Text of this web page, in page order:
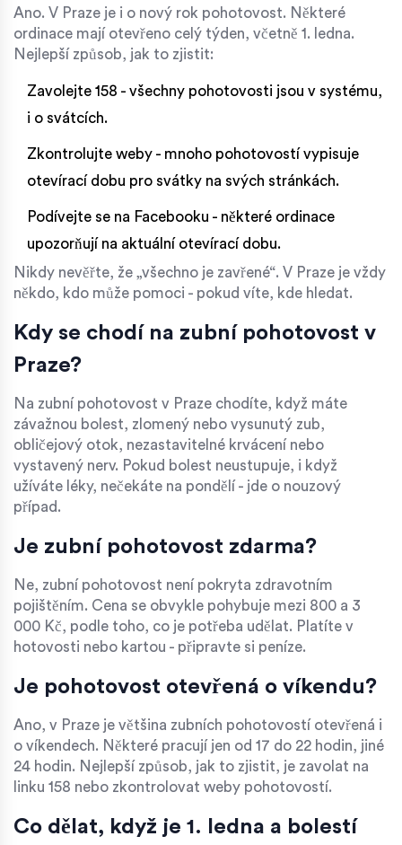
Ano. V Praze je i o nový rok pohotovost. Některé
ordinace mají otevřeno celý týden, včetně 1. ledna.
Nejlepší způsob, jak to zjistit:
Zavolejte 158 - všechny pohotovosti jsou v systému,
i o svátcích.
Zkontrolujte weby - mnoho pohotovostí vypisuje
otevírací dobu pro svátky na svých stránkách.
Podívejte se na Facebooku - některé ordinace
upozorňují na aktuální otevírací dobu.
Nikdy nevěřte, že „všechno je zavřené“. V Praze je vždy
někdo, kdo může pomoci - pokud víte, kde hledat.
Kdy se chodí na zubní pohotovost v
Praze?
Na zubní pohotovost v Praze chodíte, když máte
závažnou bolest, zlomený nebo vysunutý zub,
obličejový otok, nezastavitelné krvácení nebo
vystavený nerv. Pokud bolest neustupuje, i když
užíváte léky, nečekáte na pondělí - jde o nouzový
případ.
Je zubní pohotovost zdarma?
Ne, zubní pohotovost není pokryta zdravotním
pojištěním. Cena se obvykle pohybuje mezi 800 a 3
000 Kč, podle toho, co je potřeba udělat. Platíte v
hotovosti nebo kartou - připravte si peníze.
Je pohotovost otevřená o víkendu?
Ano, v Praze je většina zubních pohotovostí otevřená i
o víkendech. Některé pracují jen od 17 do 22 hodin, jiné
24 hodin. Nejlepší způsob, jak to zjistit, je zavolat na
linku 158 nebo zkontrolovat weby pohotovostí.
Co dělat, když je 1. ledna a bolestí